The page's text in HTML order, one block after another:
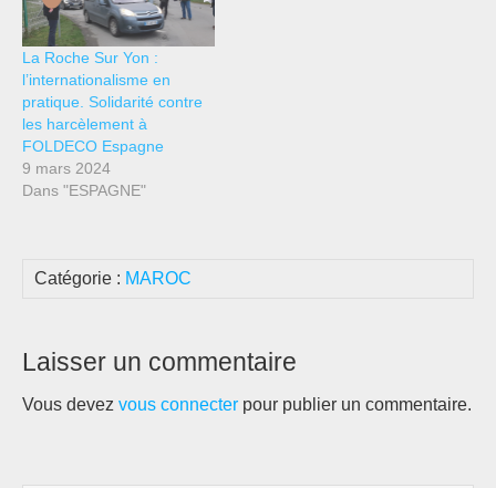
La Roche Sur Yon :
l’internationalisme en
pratique. Solidarité contre
les harcèlement à
FOLDECO Espagne
9 mars 2024
Dans "ESPAGNE"
Catégorie : MAROC
Laisser un commentaire
Vous devez vous connecter pour publier un commentaire.